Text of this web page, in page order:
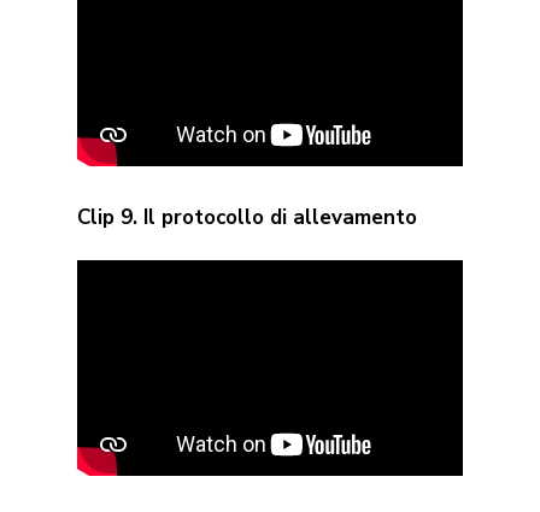
Clip 9. Il protocollo di allevamento